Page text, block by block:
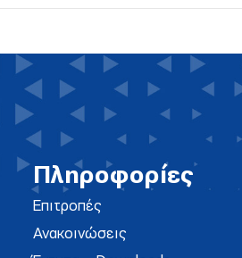
Πληροφορίες
Επιτροπές
Ανακοινώσεις